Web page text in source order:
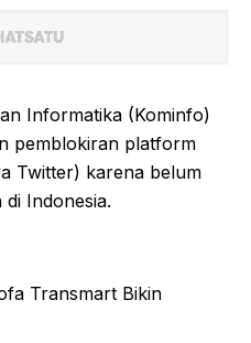
Informatika (Kominfo)
pemblokiran platform
Twitter) karena belum
Indonesia.
Transmart Bikin